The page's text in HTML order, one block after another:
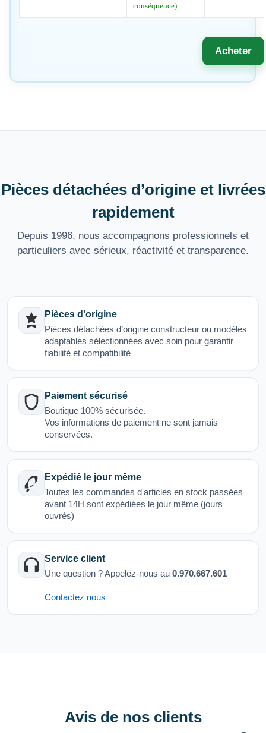
conséquence)
Acheter
Pièces détachées d’origine et livrées
rapidement
Depuis 1996, nous accompagnons professionnels et
particuliers avec sérieux, réactivité et transparence.
Pièces d'origine
Pièces détachées d’origine constructeur ou modèles
adaptables sélectionnées avec soin pour garantir
fiabilité et compatibilité
Paiement sécurisé
Boutique 100% sécurisée.
Vos informations de paiement ne sont jamais
conservées.
Expédié le jour même
Toutes les commandes d'articles en stock passées
avant 14H sont expédiées le jour même (jours
ouvrés)
Service client
Une question ? Appelez-nous au 0.970.667.601
Contactez nous
Avis de nos clients